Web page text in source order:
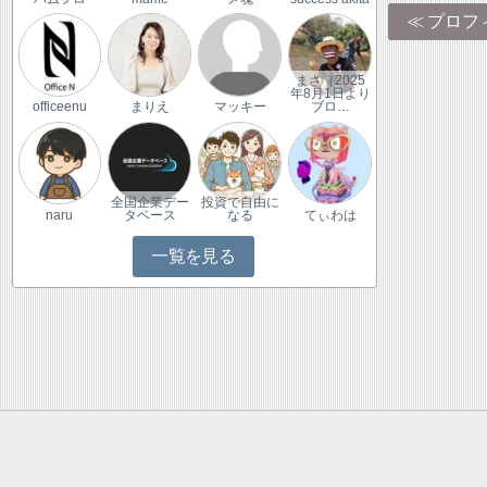
プロフ
officeenu まりえ マッキー
まさ（2025
年8月1日より
ブロ…
naru
全国企業デー
タベース
投資で自由に
なる
てぃわは
一覧を見る